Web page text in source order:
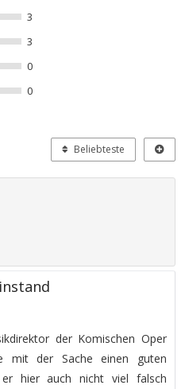
3
3
0
0
Beliebteste
der Komischen Oper
mit der Sache einen guten
er hier auch nicht viel falsch